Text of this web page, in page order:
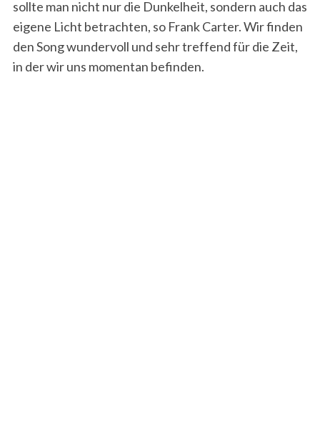
sollte man nicht nur die Dunkelheit, sondern auch das
eigene Licht betrachten, so Frank Carter. Wir finden
den Song wundervoll und sehr treffend für die Zeit,
in der wir uns momentan befinden.